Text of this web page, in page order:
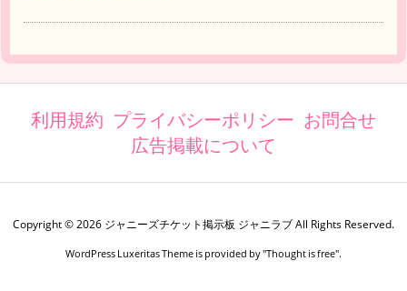
利用規約 プライバシーポリシー お問合せ
広告掲載について
Copyright ©2026 ジャニーズチケット掲示板 ジャニラブAll Rights Reserved.
WordPress Luxeritas Theme is provided by "Thought is free".